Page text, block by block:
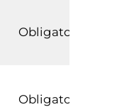
Obligatoria
Obligatoria